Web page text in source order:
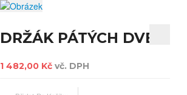
DRŽÁK PÁTÝCH DVEŘÍ
1 482,00 Kč vč. DPH